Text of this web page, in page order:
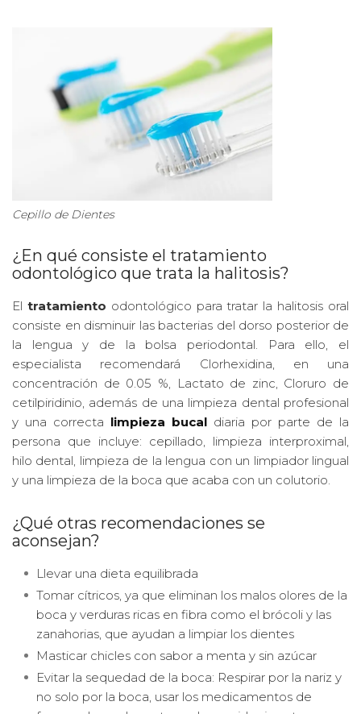
Cepillo de Dientes
¿En qué consiste el tratamiento
odontológico que trata la halitosis?
El tratamiento odontológico para tratar la halitosis oral
consiste en disminuir las bacterias del dorso posterior de
la lengua y de la bolsa periodontal. Para ello, el
especialista recomendará Clorhexidina, en una
concentración de 0.05 %, Lactato de zinc, Cloruro de
cetilpiridinio, además de una limpieza dental profesional
y una correcta limpieza bucal diaria por parte de la
persona que incluye: cepillado, limpieza interproximal,
hilo dental, limpieza de la lengua con un limpiador lingual
y una limpieza de la boca que acaba con un colutorio.
¿Qué otras recomendaciones se
aconsejan?
Llevar una dieta equilibrada
Tomar cítricos, ya que eliminan los malos olores de la
boca y verduras ricas en fibra como el brócoli y las
zanahorias, que ayudan a limpiar los dientes
Masticar chicles con sabor a menta y sin azúcar
Evitar la sequedad de la boca: Respirar por la nariz y
no solo por la boca, usar los medicamentos de